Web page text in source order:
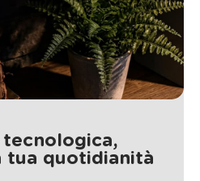
tecnologica,
tua quotidianità